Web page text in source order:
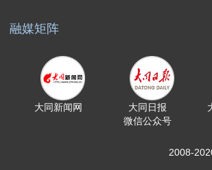
融媒矩阵
大同新闻网
大同日报
微信公众号
2008-